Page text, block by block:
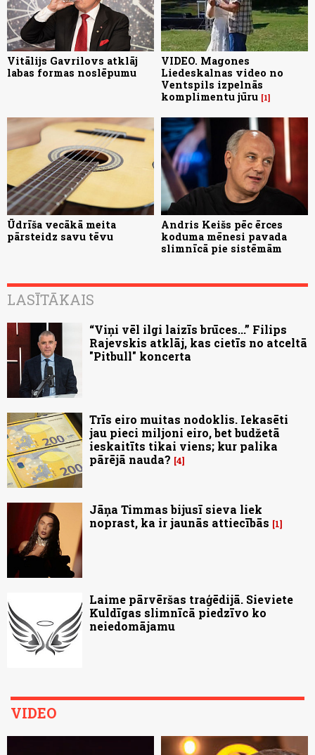
Vitālijs Gavrilovs atklāj
labas formas noslēpumu
VIDEO. Magones
Liedeskalnas video no
Ventspils izpelnās
komplimentu jūru 1
Ūdrīša vecākā meita
pārsteidz savu tēvu
Andris Keišs pēc ērces
koduma mēnesi pavada
slimnīcā pie sistēmām
LASĪTĀKAIS
“Viņi vēl ilgi laizīs brūces...” Filips
Rajevskis atklāj, kas cietīs no atceltā
"Pitbull" koncerta
Trīs eiro muitas nodoklis. Iekasēti
jau pieci miljoni eiro, bet budžetā
ieskaitīts tikai viens; kur palika
pārējā nauda? 4
Jāņa Timmas bijusī sieva liek
noprast, ka ir jaunās attiecībās
1
Laime pārvēršas traģēdijā. Sieviete
Kuldīgas slimnīcā piedzīvo ko
neiedomājamu
VIDEO